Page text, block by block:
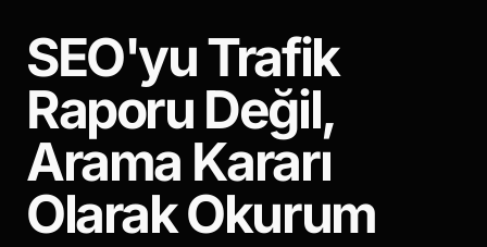
SEO'yu Trafik
Raporu Değil,
Arama Kararı
Olarak Okurum